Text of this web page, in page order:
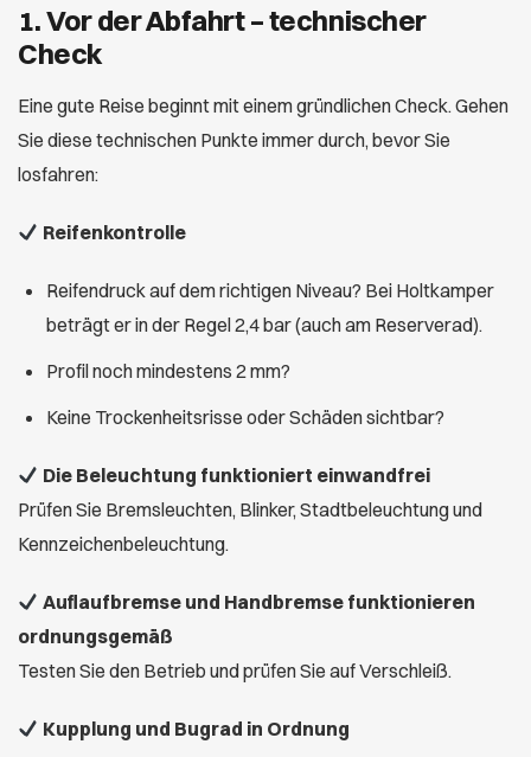
1. Vor der Abfahrt – technischer
Check
Eine gute Reise beginnt mit einem gründlichen Check. Gehen
Sie diese technischen Punkte immer durch, bevor Sie
losfahren:
Reifenkontrolle
Reifendruck auf dem richtigen Niveau? Bei Holtkamper
beträgt er in der Regel 2,4 bar (auch am Reserverad).
Profil noch mindestens 2 mm?
Keine Trockenheitsrisse oder Schäden sichtbar?
Die Beleuchtung funktioniert einwandfrei
Prüfen Sie Bremsleuchten, Blinker, Stadtbeleuchtung und
Kennzeichenbeleuchtung.
Auflaufbremse und Handbremse funktionieren
ordnungsgemäß
Testen Sie den Betrieb und prüfen Sie auf Verschleiß.
Kupplung und Bugrad in Ordnung